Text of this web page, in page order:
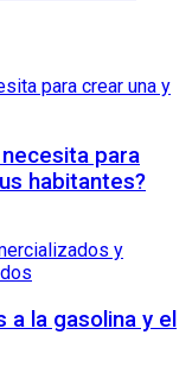
para
habitantes?
la gasolina y el